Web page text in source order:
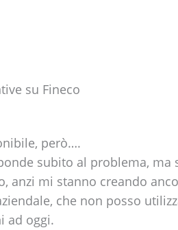
su Fineco
però….
subito al problema,
anzi mi stanno creando
che non posso
ad oggi.